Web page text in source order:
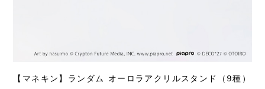
【マネキン】ランダム オーロラアクリルスタンド（9種）